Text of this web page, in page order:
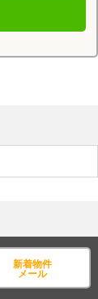
新着物件
メール
上米内駅